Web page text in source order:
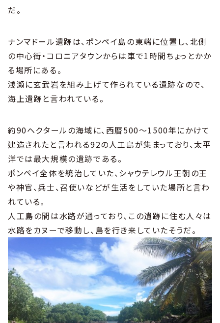
だ。
ナンマドール遺跡は、ポンペイ島の東端に位置し、北側
の中心街・コロニアタウンからは車で1時間ちょっとかか
る場所にある。
浅瀬に玄武岩を組み上げて作られている遺跡なので、
海上遺跡と言われている。
約90ヘクタールの海域に、西暦500〜1500年にかけて
建造されたと言われる92の人工島が集まっており、太平
洋では最大規模の遺跡である。
ポンペイ全体を統治していた、シャウテレウル王朝の王
や神官、兵士、召使いなどが生活をしていた場所と言わ
れている。
人工島の間は水路が通っており、この遺跡に住む人々は
水路をカヌーで移動し、島を行き来していたそうだ。